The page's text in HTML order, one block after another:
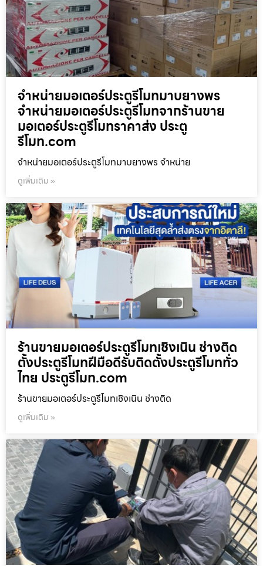
จำหน่ายมอเตอร์ประตูรีโมทมาบยางพร
จำหน่ายมอเตอร์ประตูรีโมทจากร้านขาย
มอเตอร์ประตูรีโมทราคาส่ง ประตู
รีโมท.com
จำหน่ายมอเตอร์ประตูรีโมทมาบยางพร จำหน่าย
ดูเพิ่มเติม »
ร้านขายมอเตอร์ประตูรีโมทเชิงเนิน ช่างติด
ตั้งประตูรีโมทฝีมือดีรับติดตั้งประตูรีโมททั่ว
ไทย ประตูรีโมท.com
ร้านขายมอเตอร์ประตูรีโมทเชิงเนิน ช่างติด
ดูเพิ่มเติม »